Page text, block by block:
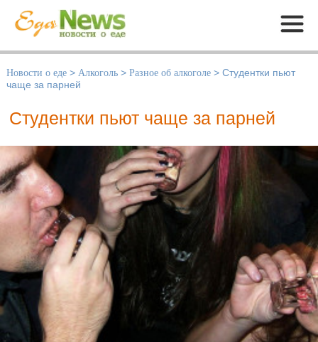
Меню
Новости о еде > Алкоголь > Разное об алкоголе > Студентки пьют
чаще за парней
Студентки пьют чаще за парней